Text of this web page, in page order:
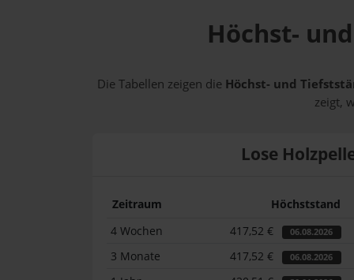
Höchst-
Die Tabellen zeigen die Höchst- und
zeigt,
Lose
Zeitraum Höchststand
4 Wochen
417,52 € 06.08.2026
3 Monate 417,52 € 06.08.2026